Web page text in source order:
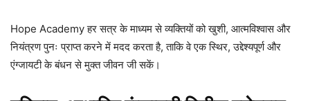
Hope Academy हर सत्र के माध्यम से व्यक्तियों को खुशी, आत्मविश्वास और
नियंत्रण पुनः प्राप्त करने में मदद करता है, ताकि वे एक स्थिर, उद्देश्यपूर्ण और
एंग्जायटी के बंधन से मुक्त जीवन जी सकें।